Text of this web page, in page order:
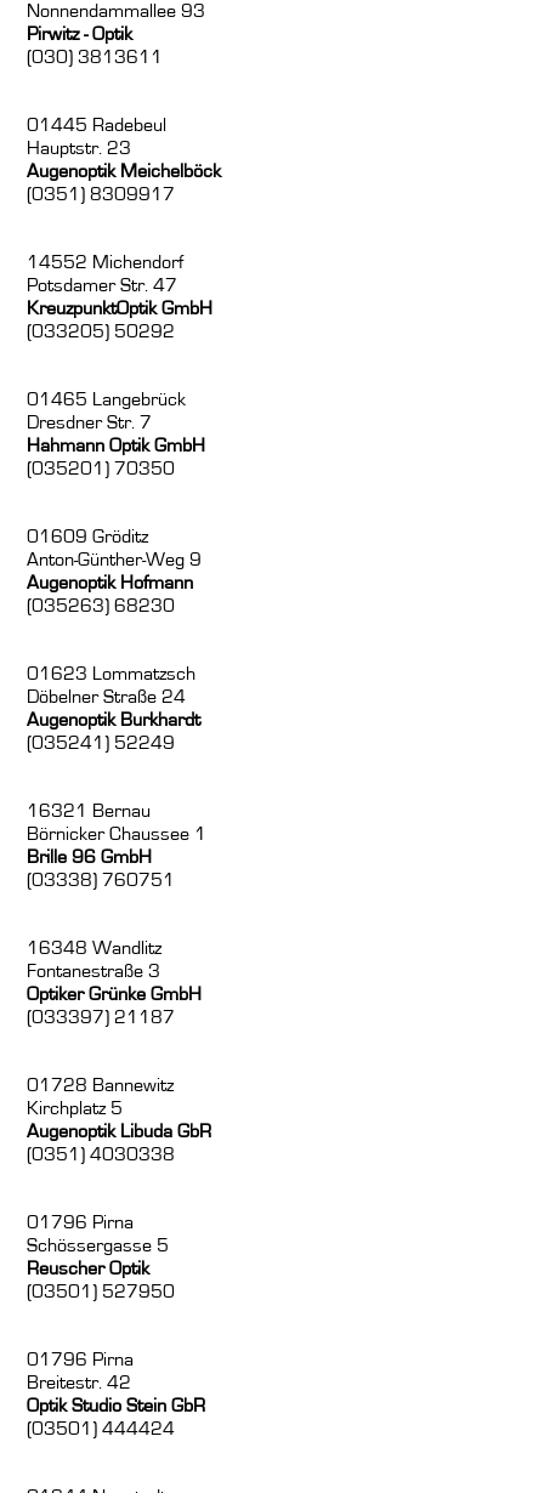
Nonnendammallee 93
Pirwitz - Optik
(030) 3813611
01445 Radebeul
Hauptstr. 23
Augenoptik Meichelböck
(0351) 8309917
14552 Michendorf
Potsdamer Str. 47
KreuzpunktOptik GmbH
(033205) 50292
01465 Langebrück
Dresdner Str. 7
Hahmann Optik GmbH
(035201) 70350
01609 Gröditz
Anton-Günther-Weg 9
Augenoptik Hofmann
(035263) 68230
01623 Lommatzsch
Döbelner Straße 24
Augenoptik Burkhardt
(035241) 52249
16321 Bernau
Börnicker Chaussee 1
Brille 96 GmbH
(03338) 760751
16348 Wandlitz
Fontanestraße 3
Optiker Grünke GmbH
(033397) 21187
01728 Bannewitz
Kirchplatz 5
Augenoptik Libuda GbR
(0351) 4030338
01796 Pirna
Schössergasse 5
Reuscher Optik
(03501) 527950
01796 Pirna
Breitestr. 42
Optik Studio Stein GbR
(03501) 444424